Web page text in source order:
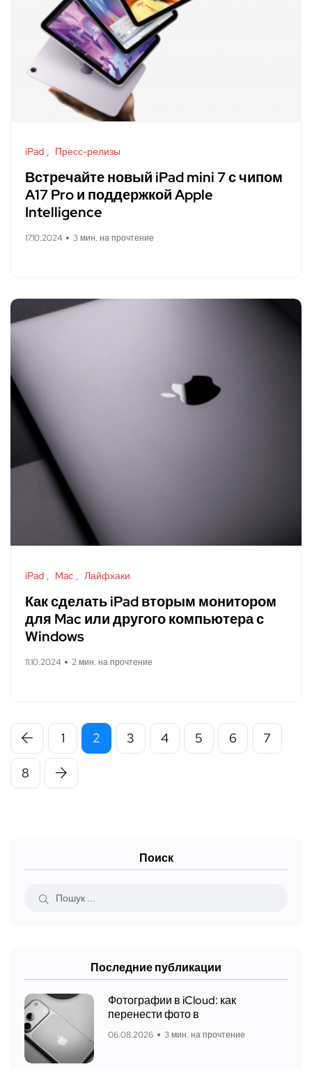
iPad Пресс-релизы
Встречайте новый iPad mini 7 с чипом
A17 Pro и поддержкой Apple
Intelligence
17.10.2024 3 мин. на прочтение
iPad Mac Лайфхаки
Как сделать iPad вторым монитором
для Mac или другого компьютера с
Windows
11.10.2024 2 мин. на прочтение
1 2 3 4 5 6 7
8
Поиск
Последние публикации
Фотографии в iCloud: как
перенести фото в
06.08.2026 3 мин. на прочтение